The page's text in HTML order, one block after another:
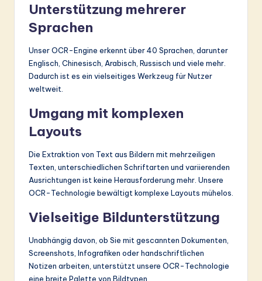
Unterstützung mehrerer
Sprachen
Unser OCR-Engine erkennt über 40 Sprachen, darunter
Englisch, Chinesisch, Arabisch, Russisch und viele mehr.
Dadurch ist es ein vielseitiges Werkzeug für Nutzer
weltweit.
Umgang mit komplexen
Layouts
Die Extraktion von Text aus Bildern mit mehrzeiligen
Texten, unterschiedlichen Schriftarten und variierenden
Ausrichtungen ist keine Herausforderung mehr. Unsere
OCR-Technologie bewältigt komplexe Layouts mühelos.
Vielseitige Bildunterstützung
Unabhängig davon, ob Sie mit gescannten Dokumenten,
Screenshots, Infografiken oder handschriftlichen
Notizen arbeiten, unterstützt unsere OCR-Technologie
eine breite Palette von Bildtypen.